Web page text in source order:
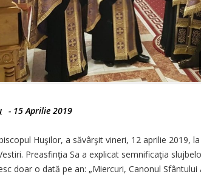
- 15 Aprilie 2019
Huşilor, a săvârşit vineri, 12 aprilie 2019,
Preasfinţia Sa a explicat semnificaţia
doar o dată pe an: „Miercuri, Canonul